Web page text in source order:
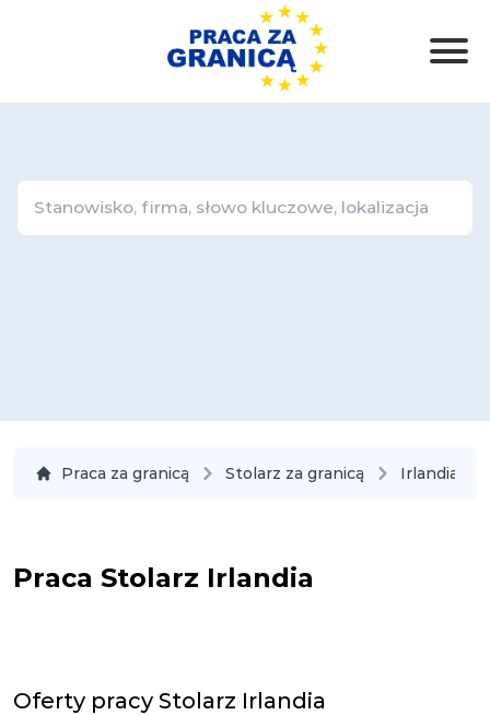
Praca za granicą Stolarz za granicą Irlandia
Praca Stolarz Irlandia
Oferty pracy Stolarz Irlandia